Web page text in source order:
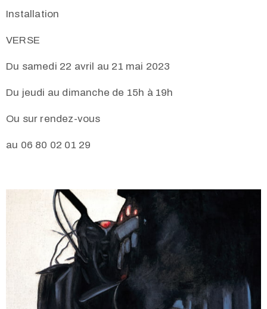
Installation
VERSE
Du samedi 22 avril au 21 mai 2023
Du jeudi au dimanche de 15h à 19h
Ou sur rendez-vous
au 06 80 02 01 29